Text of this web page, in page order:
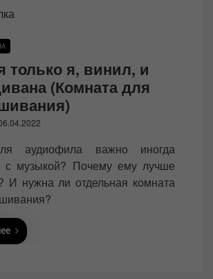
только я, винил, и
(Комната для
аудиофила важно иногда
с музыкой? Почему ему лучше
И нужна ли отдельная комната